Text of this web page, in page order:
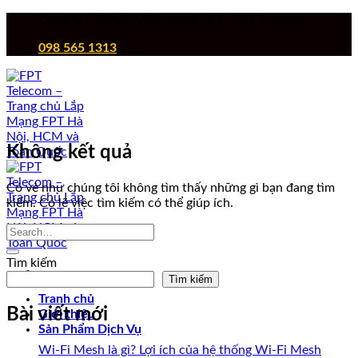
098 565 1313
Tranh chủ
Giới thiệu
Sản Phẩm Dịch Vụ
Không kết quả
Có vẻ như chúng tôi không tìm thấy những gì bạn đang tìm
kiếm. Có lẽ việc tìm kiếm có thể giúp ích.
Tìm kiếm
Tìm kiếm
Bài viết mới
Wi-Fi Mesh là gì? Lợi ích của hệ thống Wi-Fi Mesh